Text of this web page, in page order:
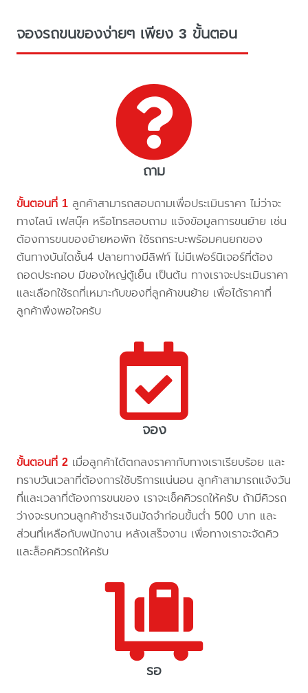
จองรถขนของง่ายๆ เพียง 3 ขั้นตอน
ถาม
ขั้นตอนที่ 1 ลูกค้าสามารถสอบถามเพื่อประเมินราคา ไม่ว่าจะ
ทางไลน์ เฟสบุ๊ค หรือโทรสอบถาม แจ้งข้อมูลการขนย้าย เช่น
ต้องการขนของย้ายหอพัก ใช้รถกระบะพร้อมคนยกของ
ต้นทางบันไดชั้น4 ปลายทางมีลิฟท์ ไม่มีเฟอร์นิเจอร์ที่ต้อง
ถอดประกอบ มีของใหญ่ตู้เย็น เป็นต้น ทางเราจะประเมินราคา
และเลือกใช้รถที่เหมาะกับของที่ลูกค้าขนย้าย เพื่อได้ราคาที่
ลูกค้าพึงพอใจครับ
จอง
ขั้นตอนที่ 2 เมื่อลูกค้าได้ตกลงราคากับทางเราเรียบร้อย และ
ทราบวันเวลาที่ต้องการใช้บริการแน่นอน ลูกค้าสามารถแจ้งวัน
ที่และเวลาที่ต้องการขนของ เราจะเช็คคิวรถให้ครับ ถ้ามีคิวรถ
ว่างจะรบกวนลูกค้าชำระเงินมัดจำก่อนขั้นต่ำ 500 บาท และ
ส่วนที่เหลือกับพนักงาน หลังเสร็จงาน เพื่อทางเราจะจัดคิว
และล็อคคิวรถให้ครับ
รอ